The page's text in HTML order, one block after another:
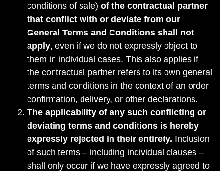
conditions of sale) of the contractual partner
that conflict with or deviate from our
General Terms and Conditions shall not
apply, even if we do not expressly object to
them in individual cases. This also applies if
the contractual partner refers to its own general
terms and conditions in the context of an order
confirmation, delivery, or other declarations.
The applicability of any such conflicting or
deviating terms and conditions is hereby
expressly rejected in their entirety. Inclusion
of such terms – including individual clauses –
shall only occur if we have expressly agreed to